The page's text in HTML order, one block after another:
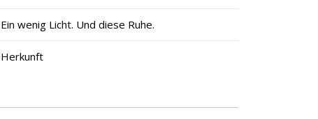
Ein wenig Licht. Und diese Ruhe.
Herkunft